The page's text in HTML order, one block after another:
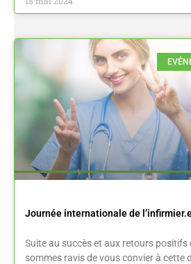
Journée internationale de
Suite au succès et aux retours positifs
sommes ravis de vous convier à cette